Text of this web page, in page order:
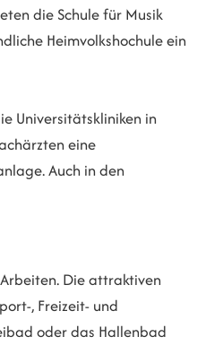
die Schule für Musik
Heimvolkshochule ein
Universitätskliniken in
eine
Auch in den
Die attraktiven
, Freizeit- und
oder das Hallenbad